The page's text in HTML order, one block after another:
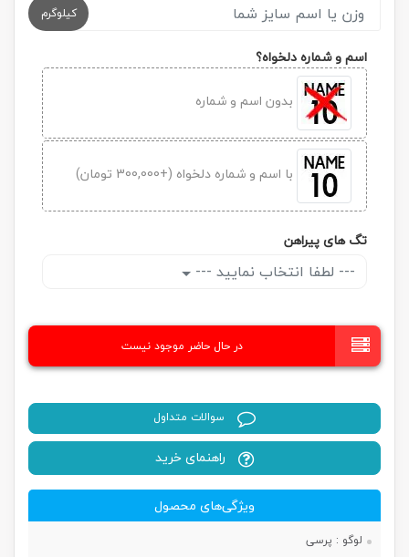
کیلوگرم
اسم و شماره دلخواه؟
بدون اسم و شماره
با اسم و شماره دلخواه (+300,000 تومان)
تگ های پیراهن
--- لطفا انتخاب نمایید ---
در حال حاضر موجود نیست
سوالات متداول
راهنمای خرید
ویژگی‌های محصول
لوگو : پرسی